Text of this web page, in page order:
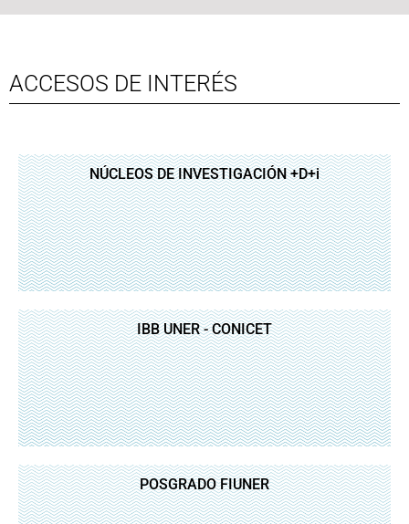
ACCESOS DE INTERÉS
NÚCLEOS DE INVESTIGACIÓN +D+i
IBB UNER - CONICET
POSGRADO FIUNER